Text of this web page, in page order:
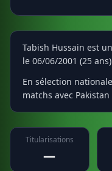
Tabish Hussain est
le 06/06/2001 (25
En sélection
matchs avec
Titularisations
—